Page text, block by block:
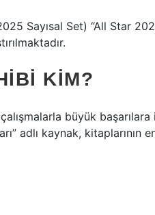
Sayısal Set) “All Star
KIM?
büyük başarılara
adlı kaynak, kitaplarının